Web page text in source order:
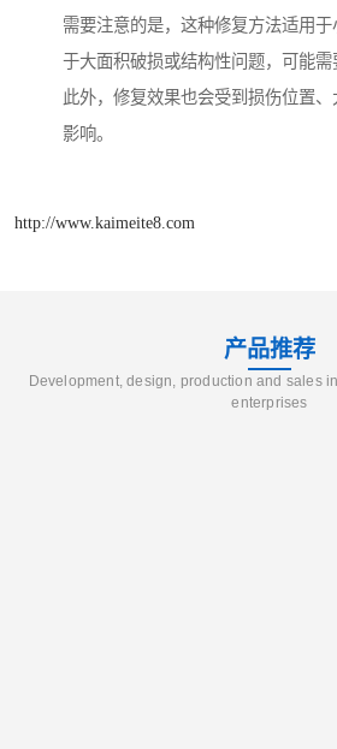
需要注意的是，这种修复方法适用
于大面积破损或结构性问题，可能需
此外，修复效果也会受到损伤位置
影响。
http://www.kaimeite8.com
产品推荐
Development, design, production and sales
enterprises